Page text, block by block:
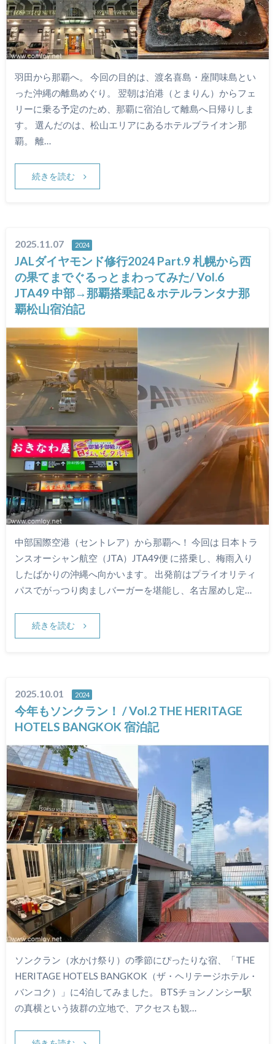
羽田から那覇へ。 今回の目的は、渡名喜島・座間味島とい
った沖縄の離島めぐり。 翌朝は泊港（とまりん）からフェ
リーに乗る予定のため、那覇に宿泊して離島へ日帰りしま
す。 選んだのは、松山エリアにあるホテルブライオン那
覇。 離…
続きを読む
2025.11.07 2024
JALダイヤモンド修行2024 Part.9 札幌から西
の果てまでぐるっとまわってみた/ Vol.6
JTA49 中部→那覇搭乗記＆ホテルランタナ那
覇松山宿泊記
中部国際空港（セントレア）から那覇へ！ 今回は 日本トラ
ンスオーシャン航空（JTA）JTA49便 に搭乗し、梅雨入り
したばかりの沖縄へ向かいます。 出発前はプライオリティ
パスでがっつり肉ましバーガーを堪能し、名古屋めし定…
続きを読む
2025.10.01 2024
今年もソンクラン！ / Vol.2 THE HERITAGE
HOTELS BANGKOK 宿泊記
ソンクラン（水かけ祭り）の季節にぴったりな宿、「THE
HERITAGE HOTELS BANGKOK（ザ・ヘリテージホテル・
バンコク）」に4泊してみました。 BTSチョンノンシー駅
の真横という抜群の立地で、アクセスも観…